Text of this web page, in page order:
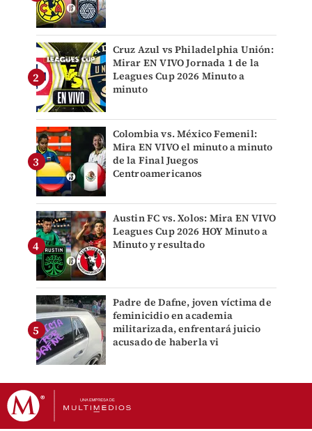
Cruz Azul vs Philadelphia Unión:
Mirar EN VIVO Jornada 1 de la
Leagues Cup 2026 Minuto a
minuto
Colombia vs. México Femenil:
Mira EN VIVO el minuto a minuto
de la Final Juegos
Centroamericanos
Austin FC vs. Xolos: Mira EN VIVO
Leagues Cup 2026 HOY Minuto a
Minuto y resultado
Padre de Dafne, joven víctima de
feminicidio en academia
militarizada, enfrentará juicio
acusado de haberla vi